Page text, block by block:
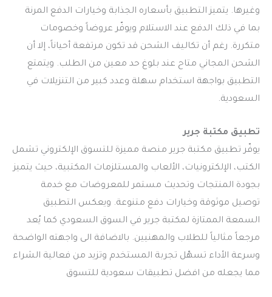
وغيرها. يتميز التطبيق بأسعاره الجذابة وخيارات الدفع المرنة
بما في ذلك الدفع عند الاستلام ويوفّر عروضاً وخصومات
متكررة. رغم أن تكاليف الشحن قد تكون مرتفعة أحياناً، إلا أن
الشحن المجاني متاح عند بلوغ حد معين من الطلب. ويتمتع
التطبيق بواجهة استخدام سهلة وعدد كبير من التنزيلات في
السعودية.
تطبيق مكتبة جرير
يوفّر تطبيق مكتبة جرير منصة مميزة للتسوق الإلكتروني تشمل
الكتب، الإلكترونيات، الألعاب والمستلزمات المكتبية، حيث يتميز
بجودة المنتجات وتحديث مستمر للمعروضات مع خدمة
توصيل موثوقة وخيارات دفع متنوعة. ويعكس التطبيق
السمعة الممتازة لمكتبة جرير في السوق السعودي كما يُعد
مرجعاً مثالياً للطلاب والمهنيين. بالاضافة الى واجهته الواضحة
وسرعة الأداء تسهّل تجربة المستخدم وتزيد من فعالية الشراء
مما يجعله من افضل تطبيقات سعودية للتسوق